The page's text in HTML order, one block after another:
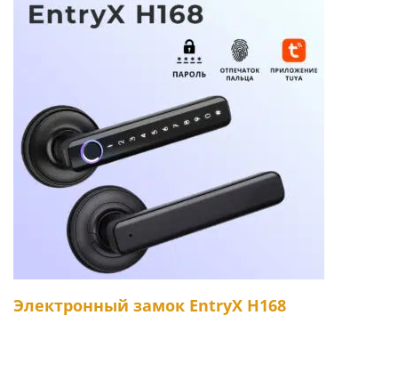
Электронный замок EntryX H168